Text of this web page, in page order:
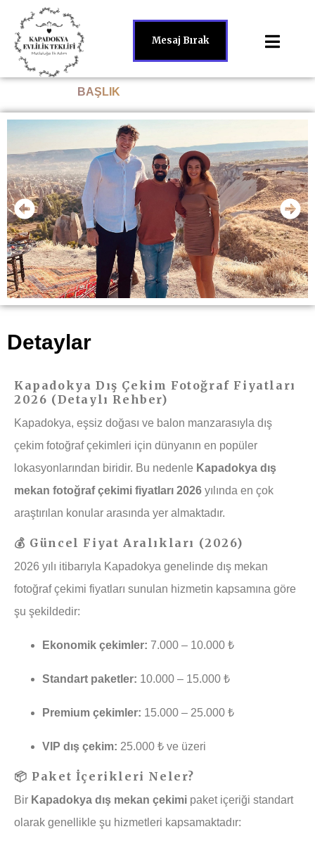
Mesaj Bırak
BAŞLIK
Detaylar
Kapadokya Dış Çekim Fotoğraf Fiyatları
2026 (Detaylı Rehber)
Kapadokya, eşsiz doğası ve balon manzarasıyla dış
çekim fotoğraf çekimleri için dünyanın en popüler
lokasyonlarından biridir. Bu nedenle Kapadokya dış
mekan fotoğraf çekimi fiyatları 2026 yılında en çok
araştırılan konular arasında yer almaktadır.
💰 Güncel Fiyat Aralıkları (2026)
2026 yılı itibarıyla Kapadokya genelinde dış mekan
fotoğraf çekimi fiyatları sunulan hizmetin kapsamına göre
şu şekildedir:
Ekonomik çekimler: 7.000 – 10.000 ₺
Standart paketler: 10.000 – 15.000 ₺
Premium çekimler: 15.000 – 25.000 ₺
VIP dış çekim: 25.000 ₺ ve üzeri
📦 Paket İçerikleri Neler?
Bir Kapadokya dış mekan çekimi paket içeriği standart
olarak genellikle şu hizmetleri kapsamaktadır: